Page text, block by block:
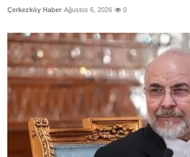
Çerkezköy Haber Ağustos 6, 2026 0